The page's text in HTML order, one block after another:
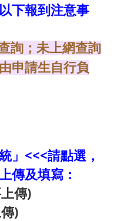
下報到注意事
詢；未上網查詢
申請生自行負
」<<<請點選，
傳及填寫：
傳)
)